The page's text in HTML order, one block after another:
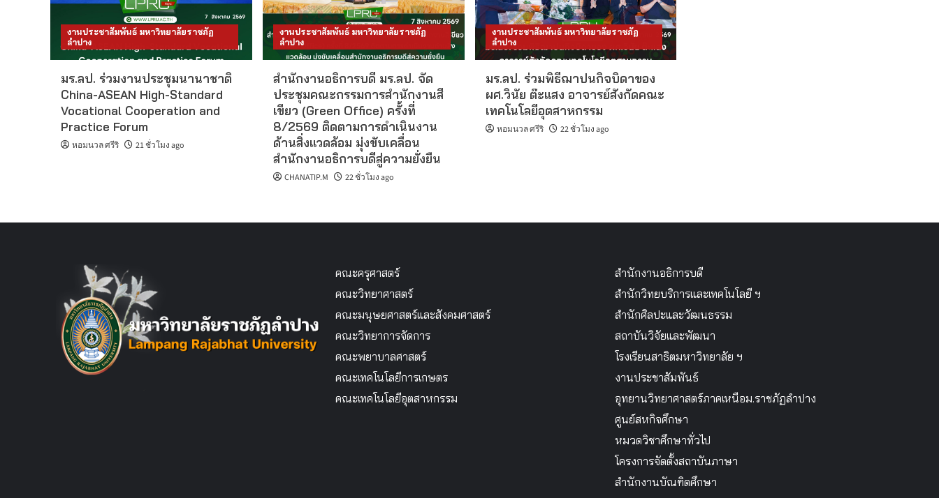
งานประชาสัมพันธ์ มหาวิทยาลัยราชภัฏ
ลำปาง
มร.ลป. ร่วมงานประชุมนานาชาติ
China-ASEAN High-Standard
Vocational Cooperation and
Practice Forum
หอมนวล ศรีริ 21 ชั่วโมง ago
งานประชาสัมพันธ์ มหาวิทยาลัยราชภัฏ
ลำปาง
สำนักงานอธิการบดี มร.ลป. จัด
ประชุมคณะกรรมการสำนักงานสี
เขียว (Green Office) ครั้งที่
8/2569 ติดตามการดำเนินงาน
ด้านสิ่งแวดล้อม มุ่งขับเคลื่อน
สำนักงานอธิการบดีสู่ความยั่งยืน
CHANATIP.M 22 ชั่วโมง ago
งานประชาสัมพันธ์ มหาวิทยาลัยราชภัฏ
ลำปาง
มร.ลป. ร่วมพิธีฌาปนกิจบิดาของ
ผศ.วินัย ต๊ะแสง อาจารย์สังกัดคณะ
เทคโนโลยีอุตสาหกรรม
หอมนวล ศรีริ 22 ชั่วโมง ago
คณะครุศาสตร์
คณะวิทยาศาสตร์
คณะมนุษยศาสตร์และสังคมศาสตร์
คณะวิทยาการจัดการ
คณะพยาบาลศาสตร์
คณะเทคโนโลยีการเกษตร
คณะเทคโนโลยีอุตสาหกรรม
สำนักงานอธิการบดี
สำนักวิทยบริการและเทคโนโลยี ฯ
สำนักศิลปะและวัฒนธรรม
สถาบันวิจัยและพัฒนา
โรงเรียนสาธิตมหาวิทยาลัย ฯ
งานประชาสัมพันธ์
อุทยานวิทยาศาสตร์ภาคเหนือม.ราชภัฏลำปาง
ศูนย์สหกิจศึกษา
หมวดวิชาศึกษาทั่วไป
โครงการจัดตั้งสถาบันภาษา
สำนักงานบัณฑิตศึกษา